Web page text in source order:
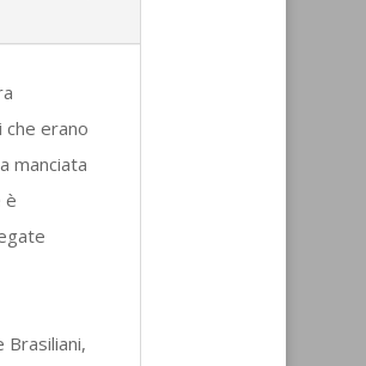
erano
manciata
è
Brasiliani,